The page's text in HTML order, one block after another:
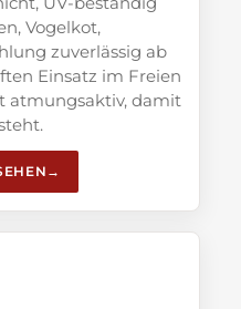
Vogelkot,
zuverlässig ab
Einsatz im Freien
atmungsaktiv, damit